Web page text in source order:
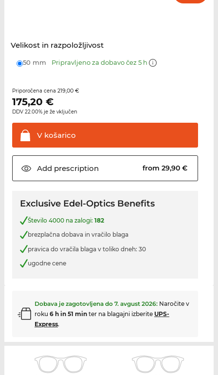
Velikost in razpoložljivost
50 mm Pripravljeno za dobavo čez 5 h
Priporočena cena 219,00 €
175,20 €
DDV 22.00% je že vključen
Vkošarico
Add prescription from 29,90 €
Exclusive Edel-Optics Benefits
Število 4000 na zalogi: 182
brezplačna dobava in vračilo blaga
pravica do vračila blaga v toliko dneh: 30
ugodne cene
Dobava je zagotovljena do 7. avgust 2026: Naročite v
roku 6 h in 51 minter na blagajni izberite UPS-
Express.